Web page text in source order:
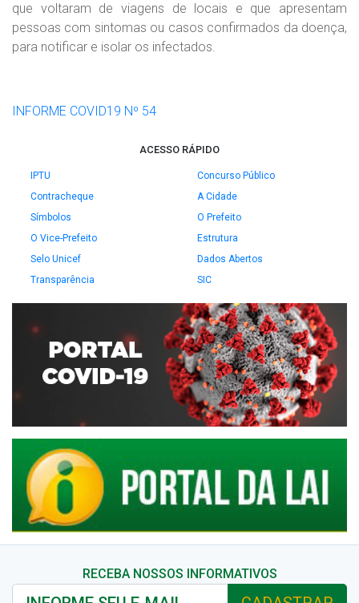
que voltaram de viagens de locais e que apresentam
pessoas com sintomas ou casos confirmados da doença,
para notificar e isolar os infectados.
INFORME COVID19 Nº 54
ACESSO RÁPIDO
IPTU
Concurso Público
Contracheque
A Cidade
Símbolos
O Prefeito
O Vice-Prefeito
Estrutura
Selo Unicef
Dados Abertos
Transparência
SIC
RECEBA NOSSOS INFORMATIVOS